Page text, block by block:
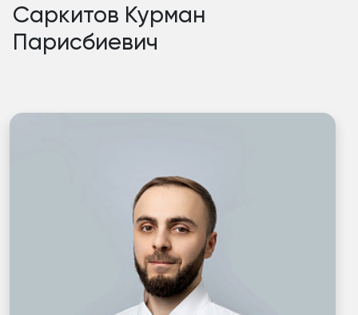
Саркитов Курман
Парисбиевич